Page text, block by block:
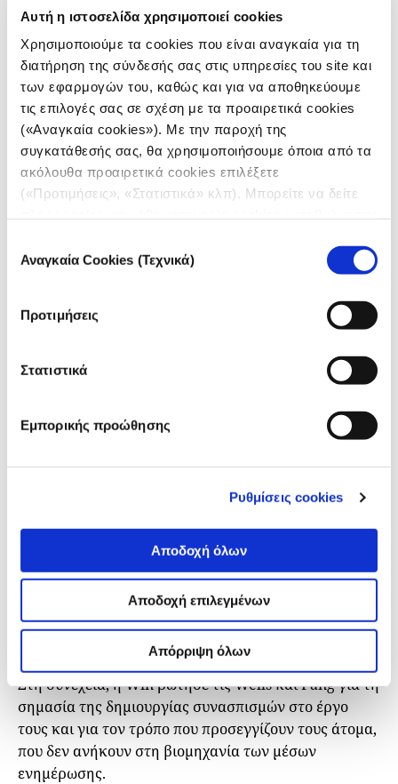
Αυτή η ιστοσελίδα χρησιμοποιεί cookies
Χρησιμοποιούμε τα cookies που είναι αναγκαία για τη
διατήρηση της σύνδεσής σας στις υπηρεσίες του site και
των εφαρμογών του, καθώς και για να αποθηκεύουμε
τις επιλογές σας σε σχέση με τα προαιρετικά cookies
(«Αναγκαία cookies»). Με την παροχή της
συγκατάθεσής σας, θα χρησιμοποιήσουμε όποια από τα
ακόλουθα προαιρετικά cookies επιλέξετε
(«Προτιμήσεις», «Στατιστικά» κλπ). Μπορείτε να δείτε
συγκατάθεσης
Αναγκαία Cookies (Τεχνικά)
Προτιμήσεις
Στατιστικά
Εμπορικής προώθησης
Ρυθμίσεις cookies
Αποδοχή όλων
Αποδοχή επιλεγμένων
Απόρριψη όλων
Συνεργασία και λογοδοσία στη
δημοσιογραφία για την κοινωνική αλλαγή
Στη συνέχεια, η Win ρώτησε τις Wells και Pang για τη
σημασία της δημιουργίας συνασπισμών στο έργο
τους και για τον τρόπο που προσεγγίζουν τους άτομα,
που δεν ανήκουν στη βιομηχανία των μέσων
ενημέρωσης.